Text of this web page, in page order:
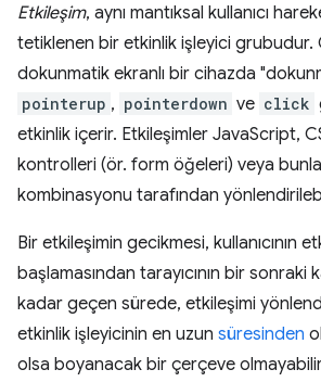
Etkileşim, aynı mantıksal kullanıcı
tetiklenen bir etkinlik işleyici grubudur.
dokunmatik ekranlı bir cihazda
pointerup , pointerdown ve click
etkinlik içerir. Etkileşimler JavaScript,
kontrolleri (ör. form öğeleri) veya
kombinasyonu tarafından
Bir etkileşimin gecikmesi, kullanıcının
başlamasından tarayıcının bir sonraki
kadar geçen sürede, etkileşimi
etkinlik işleyicinin en uzun süresinden
olsa boyanacak bir çerçeve